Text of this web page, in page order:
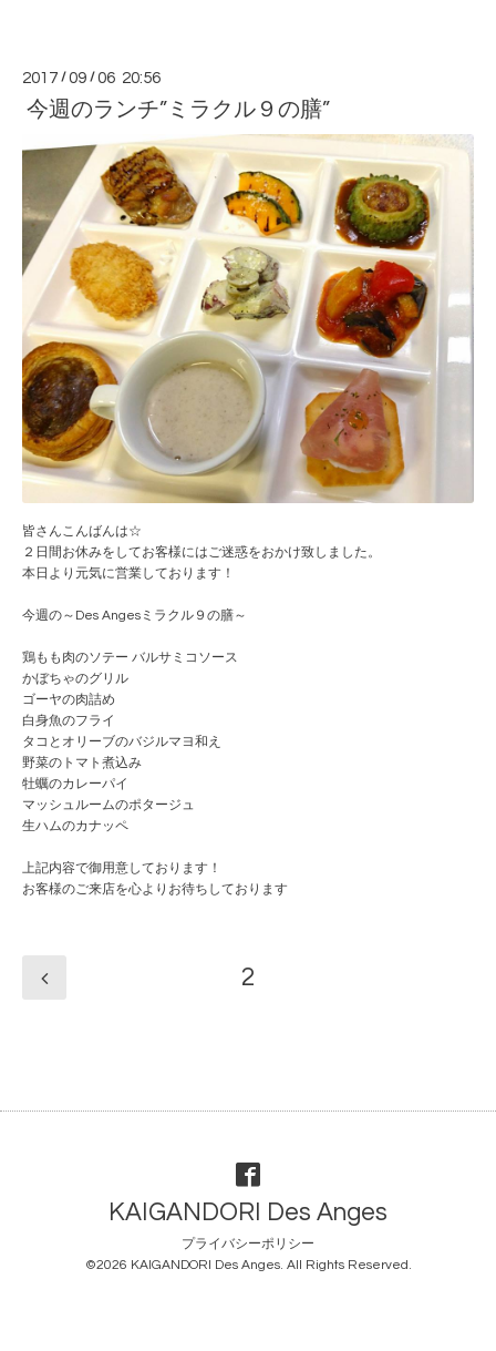
2017 /09 /06 20:56
今週のランチ”ミラクル９の膳”
皆さんこんばんは☆
２日間お休みをしてお客様にはご迷惑をおかけ致しました 。
本日より元気に営業しております！
今週の～Des Angesミラクル９の膳～
鶏もも肉のソテー バルサミコソース
かぼちゃのグリル
ゴーヤの肉詰め
白身魚のフライ
タコとオリーブのバジルマヨ和え
野菜のトマト煮込み
牡蠣のカレーパイ
マッシュルームのポタージュ
生ハムのカナッペ
上記内容で御用意しております！
お客様のご来店を心よりお待ちしております
2
KAIGANDORI Des Anges
プライバシーポリシー
©2026 KAIGANDORI Des Anges. All Rights Reserved.